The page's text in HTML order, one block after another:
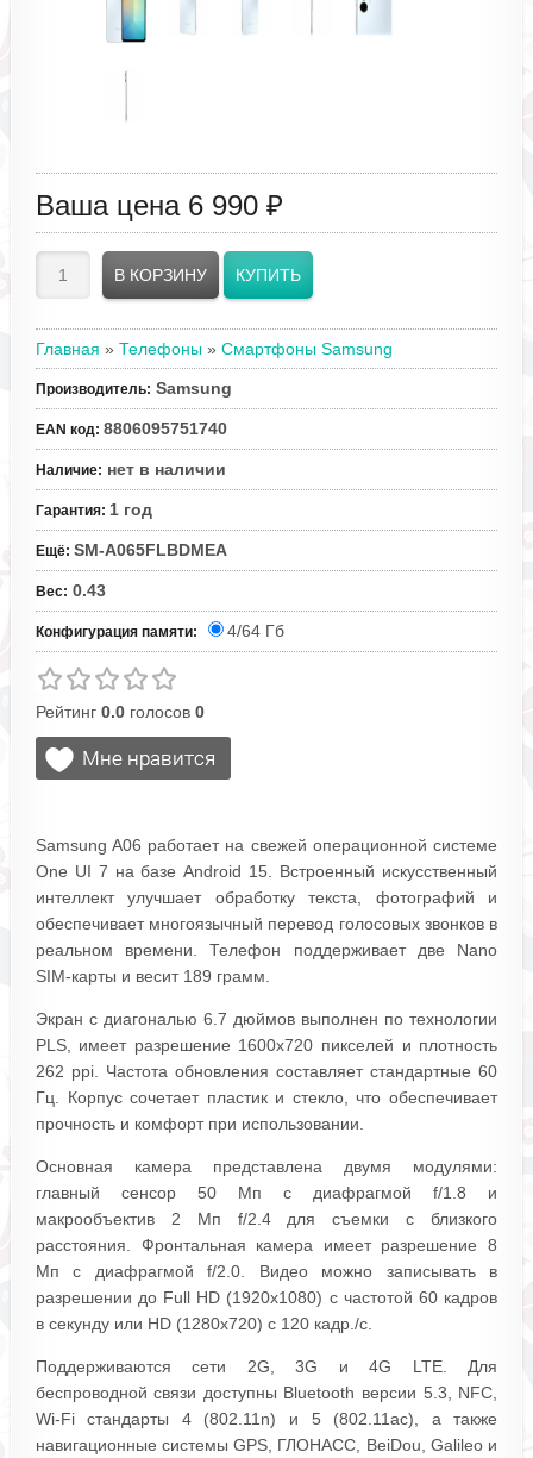
Ваша цена 6 990 ₽
Главная » Телефоны » Смартфоны Samsung
Производитель: Samsung
EAN код: 8806095751740
Наличие: нет в наличии
Гарантия: 1 год
Ещё: SM-A065FLBDMEA
Вес: 0.43
Конфигурация памяти: 4/64 Гб
Рейтинг 0.0голосов 0
Samsung A06 работает на свежей операционной системе
One UI 7 на базе Android 15. Встроенный искусственный
интеллект улучшает обработку текста, фотографий и
обеспечивает многоязычный перевод голосовых звонков в
реальном времени. Телефон поддерживает две Nano
SIM-карты и весит 189 грамм.
Экран с диагональю 6.7 дюймов выполнен по технологии
PLS, имеет разрешение 1600x720 пикселей и плотность
262 ppi. Частота обновления составляет стандартные 60
Гц. Корпус сочетает пластик и стекло, что обеспечивает
прочность и комфорт при использовании.
Основная камера представлена двумя модулями:
главный сенсор 50 Мп с диафрагмой f/1.8 и
макрообъектив 2 Мп f/2.4 для съемки с близкого
расстояния. Фронтальная камера имеет разрешение 8
Мп с диафрагмой f/2.0. Видео можно записывать в
разрешении до Full HD (1920x1080) с частотой 60 кадров
в секунду или HD (1280x720) с 120 кадр./с.
Поддерживаются сети 2G, 3G и 4G LTE. Для
беспроводной связи доступны Bluetooth версии 5.3, NFC,
Wi-Fi стандарты 4 (802.11n) и 5 (802.11ac), а также
навигационные системы GPS, ГЛОНАСС, BeiDou, Galileo и